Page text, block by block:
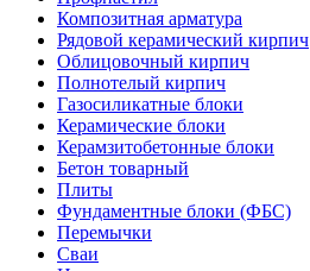
Композитная арматура
Рядовой керамический кирпич
Облицовочный кирпич
Полнотелый кирпич
Газосиликатные блоки
Керамические блоки
Керамзитобетонные блоки
Бетон товарный
Плиты
Фундаментные блоки (ФБС)
Перемычки
Сваи